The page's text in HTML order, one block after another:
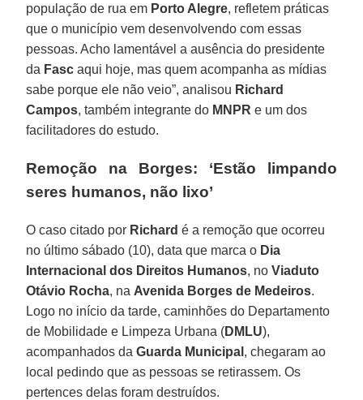
população de rua em Porto Alegre, refletem práticas
que o município vem desenvolvendo com essas
pessoas. Acho lamentável a ausência do presidente
da Fasc aqui hoje, mas quem acompanha as mídias
sabe porque ele não veio”, analisou Richard
Campos, também integrante do MNPR e um dos
facilitadores do estudo.
Remoção na Borges: ‘Estão limpando
seres humanos, não lixo’
O caso citado por Richard é a remoção que ocorreu
no último sábado (10), data que marca o Dia
Internacional dos Direitos Humanos, noViaduto
Otávio Rocha, na Avenida Borges de Medeiros.
Logo no início da tarde, caminhões do Departamento
de Mobilidade e Limpeza Urbana (DMLU),
acompanhados daGuarda Municipal , chegaram ao
local pedindo que as pessoas se retirassem. Os
pertences delas foram destruídos.